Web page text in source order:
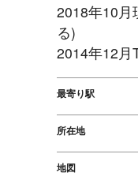
2018年10月
る)
2014年12月
最寄り駅
所在地
地図